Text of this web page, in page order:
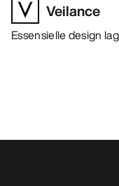
Veilance
Essensielle design